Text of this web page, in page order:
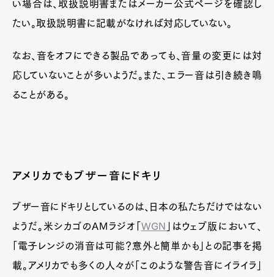
い場合は、取扱説明書またはメーカー公式ページを確認し
たい。取扱説明書に記載がなければ対応していない。
なお、音をオフにできる製品であっても、音量の変更には対
応していないことが多いようだ。また、エラー音は引き続き鳴
ることがある。
アメリカでもブザー音にドキリ
ブザー音にドキリとしているのは、日本の私たちだけではない
ようだ。米シカゴのAMラジオ「 WGN
」はウェブ版において、
「電子レンジの消音は可能？意外と簡単かも」との記事を掲
載。アメリカでも多くの人々が「このような警告音にイライラ」